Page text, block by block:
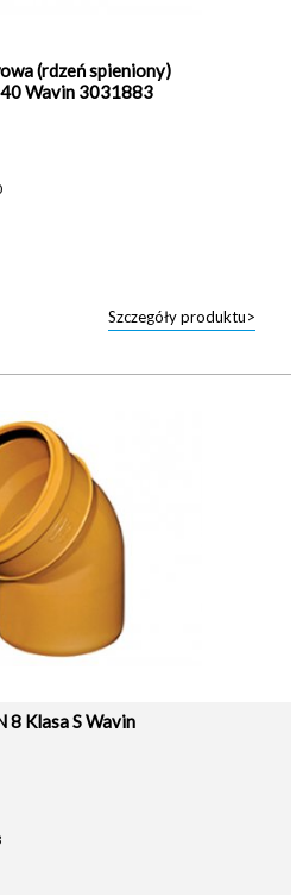
(rdzeń spieniony)
40 Wavin 3031883
Szczegóły produktu>
8 Klasa S Wavin